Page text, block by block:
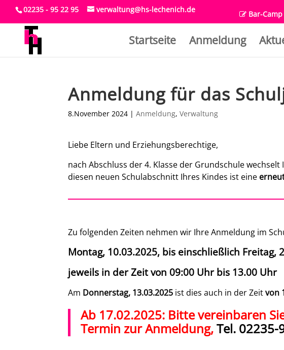
02235 - 95 22 95 verwaltung@hs-lechenich.de Bar-
Startseite Anmeldung
Anmeldung für das
8.November 2024 |Anmeldung,Verwaltung
Liebe Eltern und Erziehungsberechtige,
nach Abschluss der 4. Klasse der Grundschule
diesen neuen Schulabschnitt Ihres Kindes ist eine
Zu folgenden Zeiten nehmen wir Ihre Anmeldung im
Montag, 10.03.2025, bis einschließlich Freitag,
jeweils in der Zeit von 09:00 Uhr bis 13.00 Uhr
Am Donnerstag, 13.03.2025 ist dies auch inder Zeitvon
Ab 17.02.2025: Bitte vereinbaren
Termin zur Anmeldung,Tel. 02235-